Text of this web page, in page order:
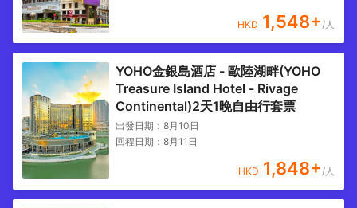
HKD 1,548+ /人
YOHO金銀島酒店 - 歐陸湖畔(YOHO
Treasure Island Hotel - Rivage
Continental)2天1晚自由行套票
出發日期： 8月10日
回程日期： 8月11日
HKD 1,848+ /人